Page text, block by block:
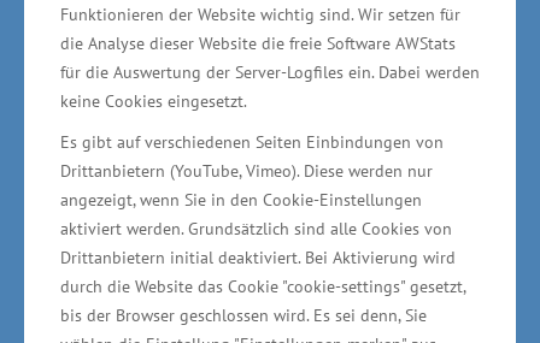
Funktionieren der Website wichtig sind. Wir setzen für
die Analyse dieser Website die freie Software AWStats
für die Auswertung der Server-Logfiles ein. Dabei werden
keine Cookies eingesetzt.
Es gibt auf verschiedenen Seiten Einbindungen von
Drittanbietern (YouTube, Vimeo). Diese werden nur
angezeigt, wenn Sie in den Cookie-Einstellungen
aktiviert werden. Grundsätzlich sind alle Cookies von
Drittanbietern initial deaktiviert. Bei Aktivierung wird
durch die Website das Cookie "cookie-settings" gesetzt,
bis der Browser geschlossen wird. Es sei denn, Sie
hervorgebracht hat“, sagte der Staatssekretär
im Ministerium für Wirtschaft, Infrastruktur,
Tourismus und Arbeit Jochen Schulte, der auch
maritimer Koordinator und
Industriebeauftragter Mecklenburg-
Vorpommerns ist.
Im Februar 2024 wies die Hansestadt Stralsund
zwölf Pächter auf dem Gelände aus: Ostseestaal